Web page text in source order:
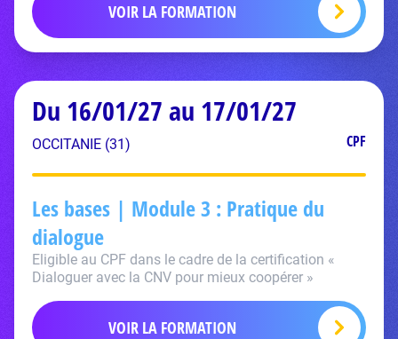
VOIR LA FORMATION
Du 16/01/27 au 17/01/27
OCCITANIE (31) CPF
Les bases | Module 3 : Pratique du
dialogue
Eligible au CPF dans le cadre de la certification «
Dialoguer avec la CNV pour mieux coopérer »
VOIR LA FORMATION